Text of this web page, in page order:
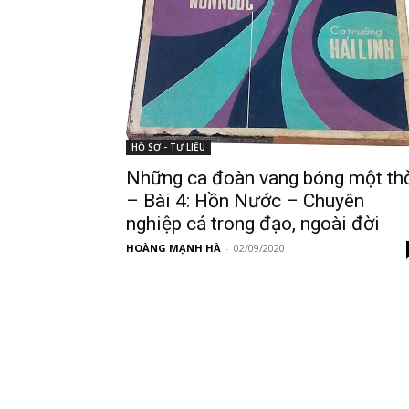
HỒ SƠ - TƯ LIỆU
Những ca đoàn vang bóng một
– Bài 4: Hồn Nước – Chuyên
nghiệp cả trong đạo, ngoài đời
HOÀNG MẠNH HÀ - 02/09/2020